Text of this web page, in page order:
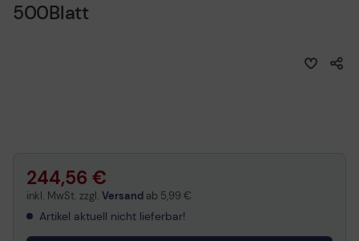
500Blatt
244,56 €
inkl. MwSt. zzgl. Versand ab 5,99 €
Artikel aktuell nicht lieferbar!